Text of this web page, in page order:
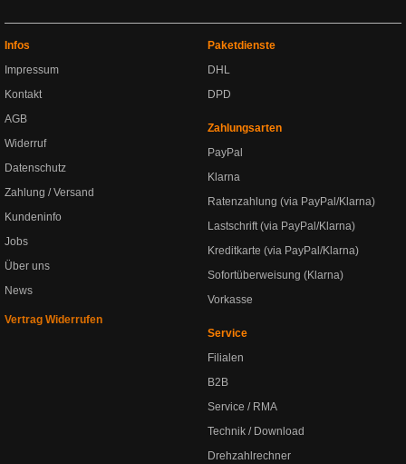
Infos
Impressum
Kontakt
AGB
Widerruf
Datenschutz
Zahlung / Versand
Kundeninfo
Jobs
Über uns
News
Vertrag Widerrufen
Paketdienste
DHL
DPD
Zahlungsarten
PayPal
Klarna
Ratenzahlung (via PayPal/Klarna)
Lastschrift (via PayPal/Klarna)
Kreditkarte (via PayPal/Klarna)
Sofortüberweisung (Klarna)
Vorkasse
Service
Filialen
B2B
Service / RMA
Technik / Download
Drehzahlrechner